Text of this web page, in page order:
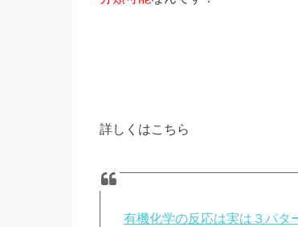
詳しくはこちら
有機化学の反応は実は３パタ